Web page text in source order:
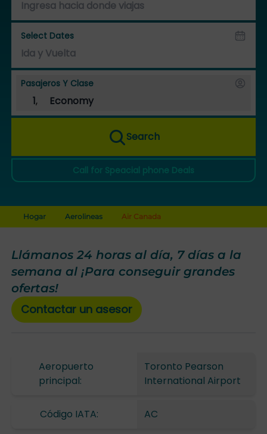
Select Dates
Pasajeros Y Clase
1, Economy
Search
Call for Speacial phone Deals
Hogar Aerolineas Air Canada
Llámanos 24 horas al día, 7 días a la
semana al ¡Para conseguir grandes
ofertas!
Contactar un asesor
Aeropuerto
principal:
Toronto Pearson
International Airport
Código IATA: AC